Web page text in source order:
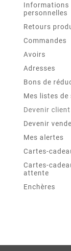
Informations
personnelles
Retours
Commandes
Avoirs
Adresses
Bons de
Mes listes
Devenir
Devenir
Mes alertes
Cartes-
Cartes-
attente
Enchères